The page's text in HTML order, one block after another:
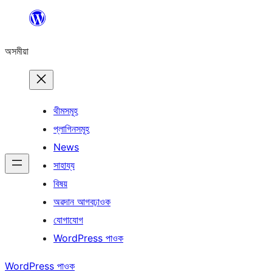
বিষয়বস্তুলৈ
অসমীয়া
থীমসমূহ
প্লাগিনসমূহ
News
সাহায্য
বিষয়
অৱদান আগবঢ়াওক
যোগাযোগ
WordPress পাওক
WordPress পাওক